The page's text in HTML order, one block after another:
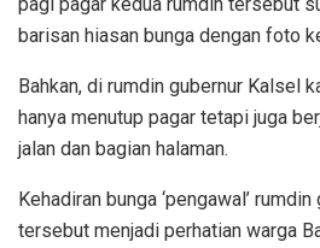
barisan hiasan bunga dengan foto
Bahkan, di rumdin gubernur Kalsel
hanya menutup pagar tetapi juga
jalan dan bagian halaman.
Kehadiran bunga ‘pengawal’
tersebut menjadi perhatian warga